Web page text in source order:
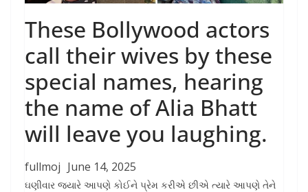
These Bollywood actors
call their wives by these
special names, hearing
the name of Alia Bhatt
will leave you laughing.
fullmoj June 14, 2025
ઘણીવાર જ્યારે આપણે કોઈને પ્રેમ કરીએ છીએ ત્યારે આપણે તેને